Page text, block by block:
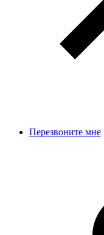
Перезвоните мне